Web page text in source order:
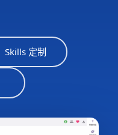
Skills 定制